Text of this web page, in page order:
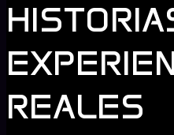
REALES